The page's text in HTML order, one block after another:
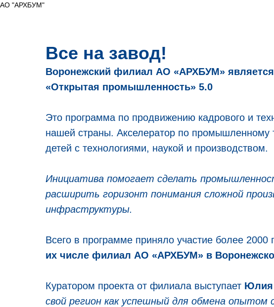
АО "АРХБУМ"
Все на завод!
Воронежский филиал АО «АРХБУМ» является
«Открытая промышленность» 5.0
Это программа по продвижению кадрового и
нашей страны. Акселератор по промышленному
детей с технологиями, наукой и производством.
Инициатива помогает сделать
расширить горизонт понимания сложной
инфраструктуры.
Всего в программе приняло участие более 2000
их числе филиал АО «АРХБУМ» в
Куратором проекта от филиала выступает Юлия
свой регион как успешный для обмена опытом